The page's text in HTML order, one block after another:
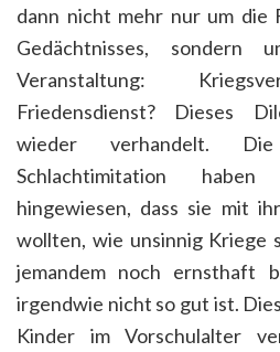
dann nicht mehr nur um die
Gedächtnisses,
Veranstaltung:
Friedensdienst? Dieses
wieder verhandelt.
Schlachtimitation
hingewiesen, dass sie mit
wollten, wie unsinnig Kriege
jemandem noch ernsthaft
irgendwie nicht so gut ist.
Kinder im Vorschulalter